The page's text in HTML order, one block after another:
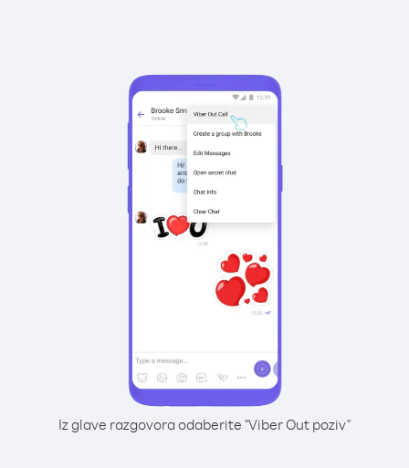
Iz glave razgovora odaberite "Viber Out poziv"